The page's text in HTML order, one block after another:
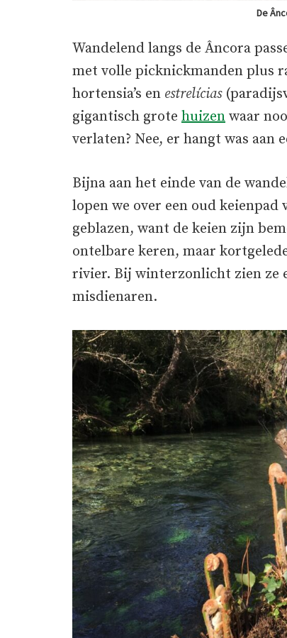
De
Wandelend langs de Âncora
met volle picknickmanden plus
hortensia’s en estrelícias
gigantisch grote huizen waar
verlaten? Nee, er hangt was aan
Bijna aan het einde van de
lopen we over een oud
geblazen, want de keien zijn
ontelbare keren, maar
rivier. Bij winterzonlicht zien ze
misdienaren.